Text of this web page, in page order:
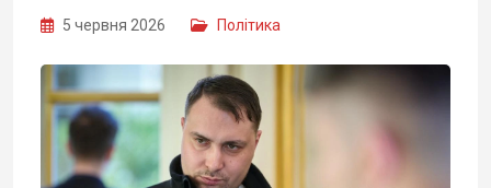
5 червня 2026 Політика